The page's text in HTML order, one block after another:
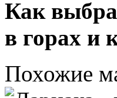
Как
в горах и
Похожие